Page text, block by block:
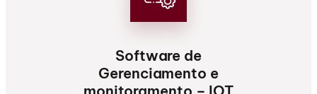
Software de
Gerenciamento e